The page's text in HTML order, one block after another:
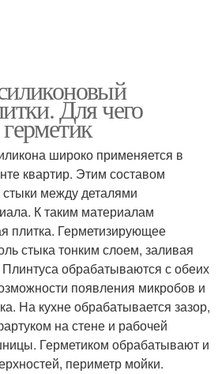
Для чего
широко применяется в
квартир. Этим составом
между деталями
К таким материалам
плитка. Герметизирующее
стыка тонким слоем, заливая
обрабатываются с обеих
появления микробов и
На кухне обрабатывается зазор,
на стене и рабочей
Герметиком обрабатывают и
периметр мойки.